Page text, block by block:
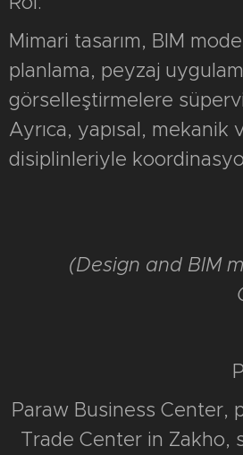
Mimari tasarım, BIM
planlama, peyzaj
görselleştirmelere
Ayrıca, yapısal, mekanik
disiplinleriyle
(Design and BIM
Paraw Business Center,
Trade Center in Zakho,